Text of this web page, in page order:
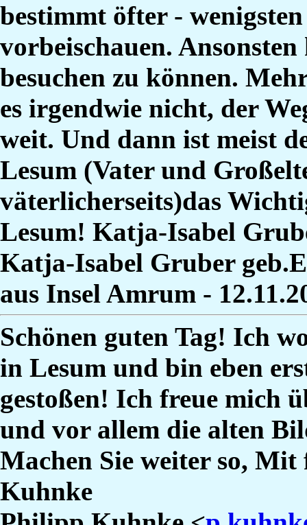
bestimmt öfter -
vorbeischauen.
besuchen zu können.
es irgendwie nicht, der
weit. Und dann ist meist
Lesum (Vater und
väterlicherseits)das
Lesum! Katja-Isabel
Katja-Isabel Gruber
aus Insel Amrum -
Schönen guten Tag! Ich
in Lesum und bin eben
gestoßen! Ich freue mich
und vor allem die alten
Machen Sie weiter so,
Kuhnke